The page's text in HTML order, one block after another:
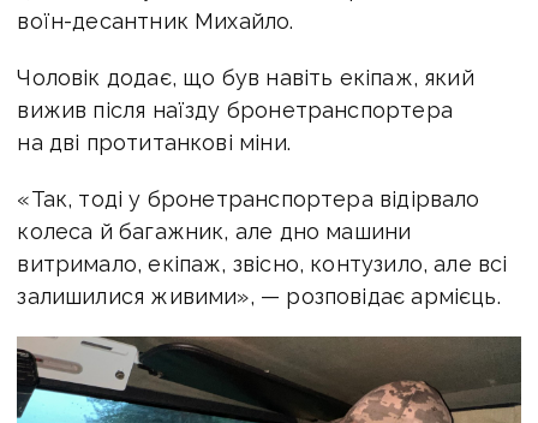
це найкращий варіант, кондиціонер влітку,
думку, для ведення масштабних бойових дій
все-таки потрібно щось на кшталт БТР-4», —
додає військовий.
«Буквально 2 тижні тому за 15 метрів від нас
прилетів снаряд від «Града». Корпус машини
лишився непробитим, постраждало лише
колесо. Я і навідник машини залишилися
цілими й неушкодженими», — розповідає
воїн-десантник Михайло.